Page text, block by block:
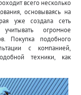
всего несколько
основываясь на
уже создала сеть
огромное
Покупка подобного
с компанией,
техники, как